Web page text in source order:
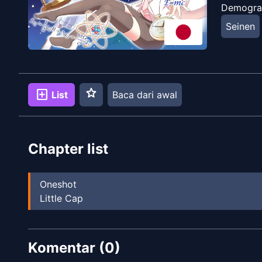
Seinen
add_box List star Baca dari awal
Chapter list
Oneshot
Little Cap
Komentar (0)